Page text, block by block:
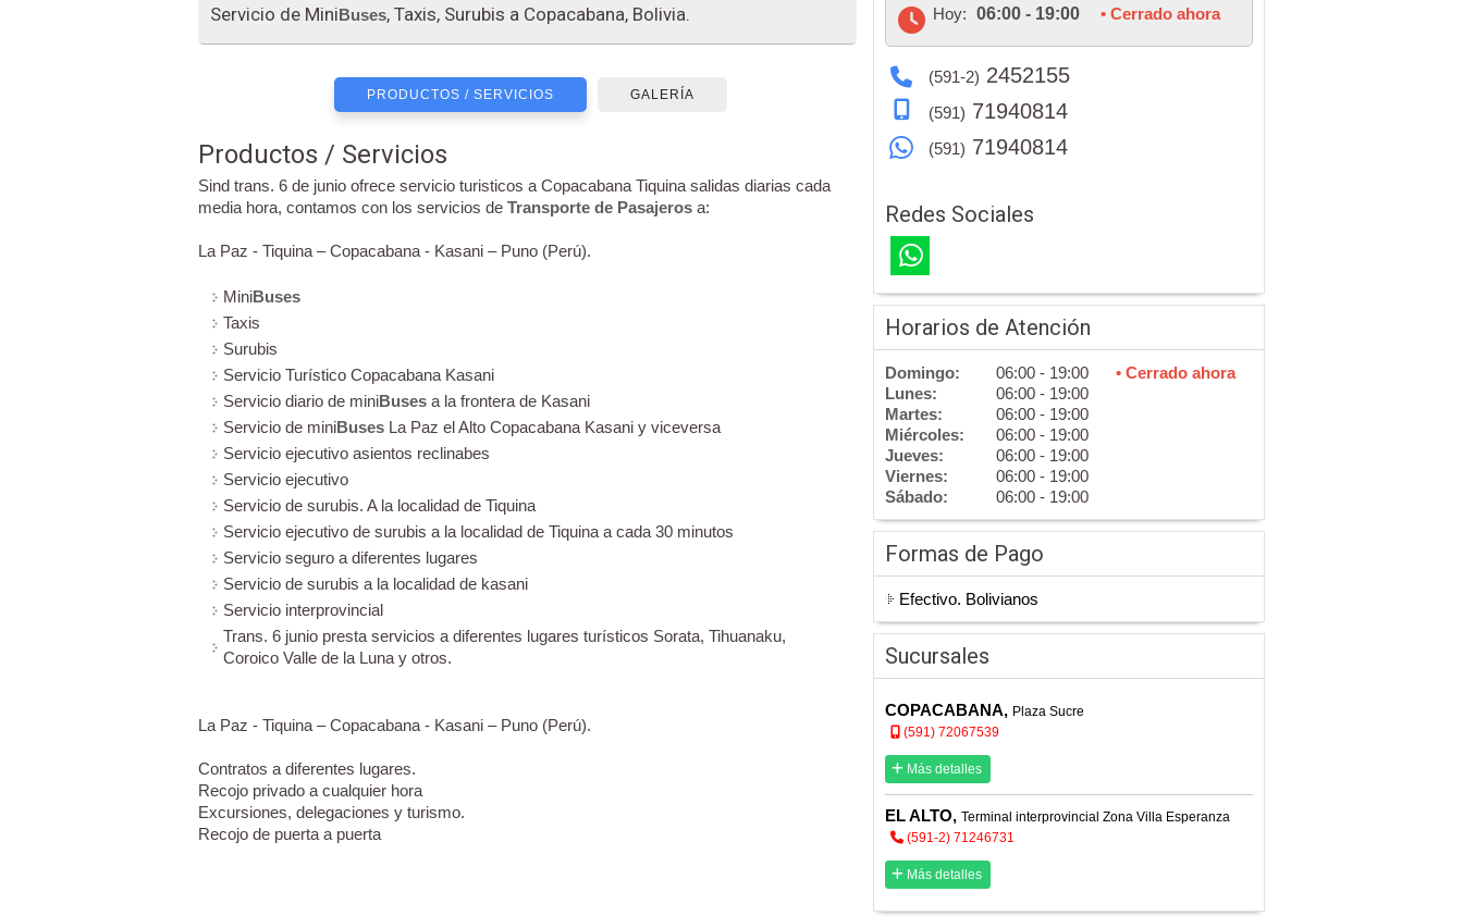
Servicio de MiniBuses, Taxis, Surubis a Copacabana, Bolivia.
PRODUCTOS / SERVICIOS GALERÍA
Productos / Servicios
Sind trans. 6 de junio ofrece servicio turisticos a Copacabana Tiquina salidas diarias cada
media hora, contamos con los servicios de Transporte de Pasajeros a:
La Paz - Tiquina – Copacabana - Kasani – Puno (Perú).
MiniBuses
Taxis
Surubis
Servicio Turístico Copacabana Kasani
Servicio diario de miniBuses a la frontera de Kasani
Servicio de miniBuses La Paz el Alto Copacabana Kasani y viceversa
Servicio ejecutivo asientos reclinabes
Servicio ejecutivo
Servicio de surubis. A la localidad de Tiquina
Servicio ejecutivo de surubis a la localidad de Tiquina a cada 30 minutos
Servicio seguro a diferentes lugares
Servicio de surubis a la localidad de kasani
Servicio interprovincial
Trans. 6 junio presta servicios a diferentes lugares turísticos Sorata, Tihuanaku,
Coroico Valle de la Luna y otros.
La Paz - Tiquina – Copacabana - Kasani – Puno (Perú).
Contratos a diferentes lugares.
Recojo privado a cualquier hora
Excursiones, delegaciones y turismo.
Recojo de puerta a puerta
Hoy: 06:00 - 19:00 • Cerrado ahora
(591-2) 2452155
(591) 71940814
(591) 71940814
Redes Sociales
Horarios de Atención
Domingo: 06:00 - 19:00
• Cerrado ahora
Lunes:
06:00 - 19:00
Martes:
06:00 - 19:00
Miércoles:
06:00 - 19:00
Jueves:
06:00 - 19:00
Viernes:
06:00 - 19:00
Sábado:
06:00 - 19:00
Formas de Pago
Efectivo. Bolivianos
Sucursales
COPACABANA, Plaza Sucre
(591) 72067539
Más detalles
EL ALTO, Terminal interprovincial Zona Villa Esperanza
(591-2) 71246731
Más detalles